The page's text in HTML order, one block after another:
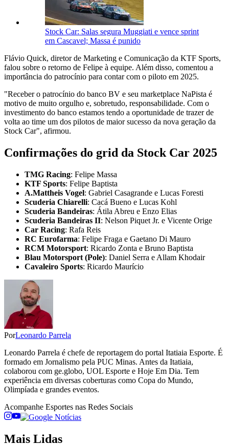
Stock Car: Salas segura Muggiati e vence sprint
em Cascavel; Massa é punido
Flávio Quick, diretor de Marketing e Comunicação da KTF Sports,
falou sobre o retorno de Felipe à equipe. Além disso, comentou a
importância do patrocínio para contar com o piloto em 2025.
"Receber o patrocínio do banco BV e seu marketplace NaPista é
motivo de muito orgulho e, sobretudo, responsabilidade. Com o
investimento do banco estamos tendo a oportunidade de trazer de
volta ao time um dos pilotos de maior sucesso da nova geração da
Stock Car", afirmou.
Confirmações do grid da Stock Car 2025
TMG Racing: Felipe Massa
KTF Sports: Felipe Baptista
A.Mattheis Vogel: Gabriel Casagrande e Lucas Foresti
Scuderia Chiarelli: Cacá Bueno e Lucas Kohl
Scuderia Bandeiras: Átila Abreu e Enzo Elias
Scuderia Bandeiras II: Nelson Piquet Jr. e Vicente Orige
Car Racing: Rafa Reis
RC Eurofarma: Felipe Fraga e Gaetano Di Mauro
RCM Motorsport: Ricardo Zonta e Bruno Baptista
Blau Motorsport (Pole): Daniel Serra e Allam Khodair
Cavaleiro Sports: Ricardo Maurício
PorLeonardo Parrela
Leonardo Parrela é chefe de reportagem do portal Itatiaia Esporte. É
formado em Jornalismo pela PUC Minas. Antes da Itatiaia,
colaborou com ge.globo, UOL Esporte e Hoje Em Dia. Tem
experiência em diversas coberturas como Copa do Mundo,
Olimpíada e grandes eventos.
Acompanhe Esportes nas Redes Sociais
Mais Lidas